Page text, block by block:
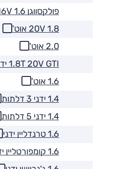
פולקסווגן 1.6 16V ידני
1.8 20V אוט'
2.0 אוט'
1.8T 20V GTI ידני
1.6 אוט'
1.4 ידני 3 דלתות
1.4 ידני 5 דלתות
1.6 טרנדליין ידני
1.6 קומפורטליין ידני